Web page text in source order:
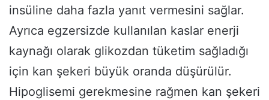
insüline daha fazla yanıt vermesini sağlar.
Ayrıca egzersizde kullanılan kaslar enerji
kaynağı olarak glikozdan tüketim sağladığı
için kan şekeri büyük oranda düşürülür.
Hipoglisemi gerekmesine rağmen kan şekeri